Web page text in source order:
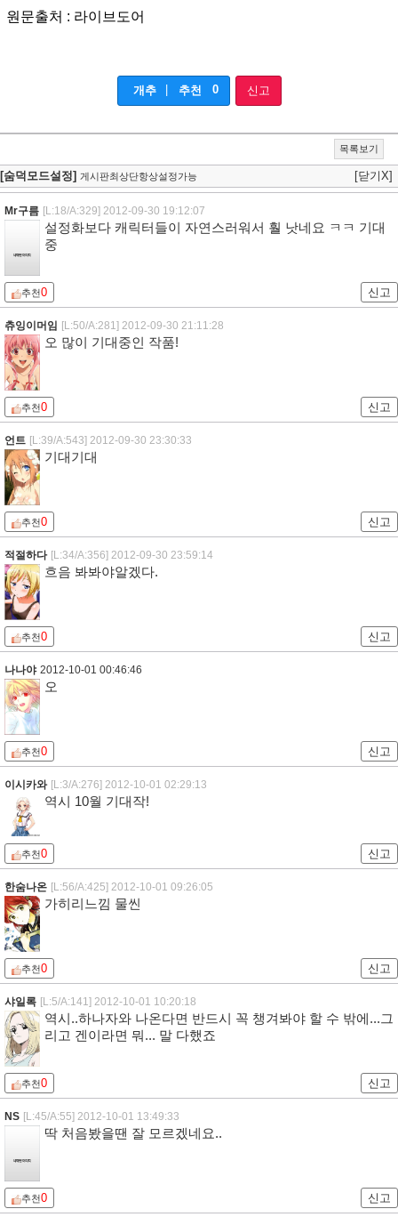
원문출처 : 라이브도어
개추 추천 0 신고
목록보기
[숨덕모드설정] 게시판최상단항상설정가능 [닫기X]
Mr구름 [L:18/A:329] 2012-09-30 19:12:07
설정화보다 캐릭터들이 자연스러워서 훨 낫네요 ㅋㅋ 기대
중
추천0 신고
츄잉이머임 [L:50/A:281] 2012-09-30 21:11:28
오 많이 기대중인 작품!
추천0 신고
언트 [L:39/A:543] 2012-09-30 23:30:33
기대기대
추천0 신고
적절하다 [L:34/A:356] 2012-09-30 23:59:14
흐음 봐봐야알겠다.
추천0 신고
나나야 2012-10-01 00:46:46
오
추천0 신고
이시카와 [L:3/A:276] 2012-10-01 02:29:13
역시 10월 기대작!
추천0 신고
한숨나온 [L:56/A:425] 2012-10-01 09:26:05
가히리느낌 물씬
추천0 신고
샤일록 [L:5/A:141] 2012-10-01 10:20:18
역시..하나자와 나온다면 반드시 꼭 챙겨봐야 할 수 밖에...그
리고 겐이라면 뭐... 말 다했죠
추천0 신고
NS [L:45/A:55] 2012-10-01 13:49:33
딱 처음봤을땐 잘 모르겠네요..
추천0 신고